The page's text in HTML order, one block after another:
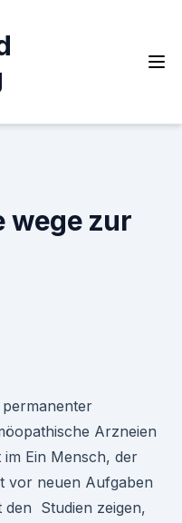
wege zur
permanenter
Arzneien
im Ein Mensch, der
vor neuen Aufgaben
den Studien zeigen,